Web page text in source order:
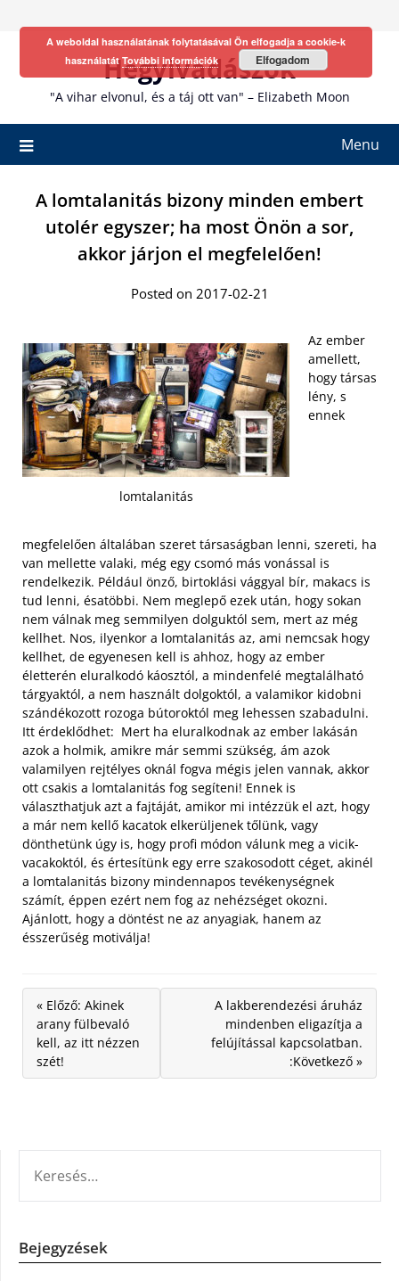
Hegyivadászok
"A vihar elvonul, és a táj ott van" – Elizabeth Moon
Menu
A lomtalanitás bizony minden embert
utolér egyszer; ha most Önön a sor,
akkor járjon el megfelelően!
Posted on 2017-02-21
lomtalanitás
Az ember
amellett,
hogy társas
lény, s
ennek
megfelelően általában szeret társaságban lenni, szereti, ha
van mellette valaki, még egy csomó más vonással is
rendelkezik. Például önző, birtoklási vággyal bír, makacs is
tud lenni, ésatöbbi. Nem meglepő ezek után, hogy sokan
nem válnak meg semmilyen dolguktól sem, mert az még
kellhet. Nos, ilyenkor a lomtalanitás az, ami nemcsak hogy
kellhet, de egyenesen kell is ahhoz, hogy az ember
életterén eluralkodó káosztól, a mindenfelé megtalálható
tárgyaktól, a nem használt dolgoktól, a valamikor kidobni
szándékozott rozoga bútoroktól meg lehessen szabadulni.
Itt érdeklődhet: Mert ha eluralkodnak az ember lakásán
azok a holmik, amikre már semmi szükség, ám azok
valamilyen rejtélyes oknál fogva mégis jelen vannak, akkor
ott csakis a lomtalanitás fog segíteni! Ennek is
választhatjuk azt a fajtáját, amikor mi intézzük el azt, hogy
a már nem kellő kacatok elkerüljenek tőlünk, vagy
dönthetünk úgy is, hogy profi módon válunk meg a vicik-
vacakoktól, és értesítünk egy erre szakosodott céget, akinél
a lomtalanitás bizony mindennapos tevékenységnek
számít, éppen ezért nem fog az nehézséget okozni.
Ajánlott, hogy a döntést ne az anyagiak, hanem az
ésszerűség motiválja!
« Előző: Akinek
arany fülbevaló
kell, az itt nézzen
szét!
A lakberendezési áruház
mindenben eligazítja a
felújítással kapcsolatban.
:Következő »
Bejegyzések
A weboldal használatának folytatásával Ön elfogadja a cookie-k
használatátTovábbi információk Elfogadom